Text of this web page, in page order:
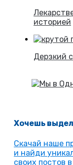
историей
Дерзкий
Хочешь
Скачай наше
и найди
своих постов